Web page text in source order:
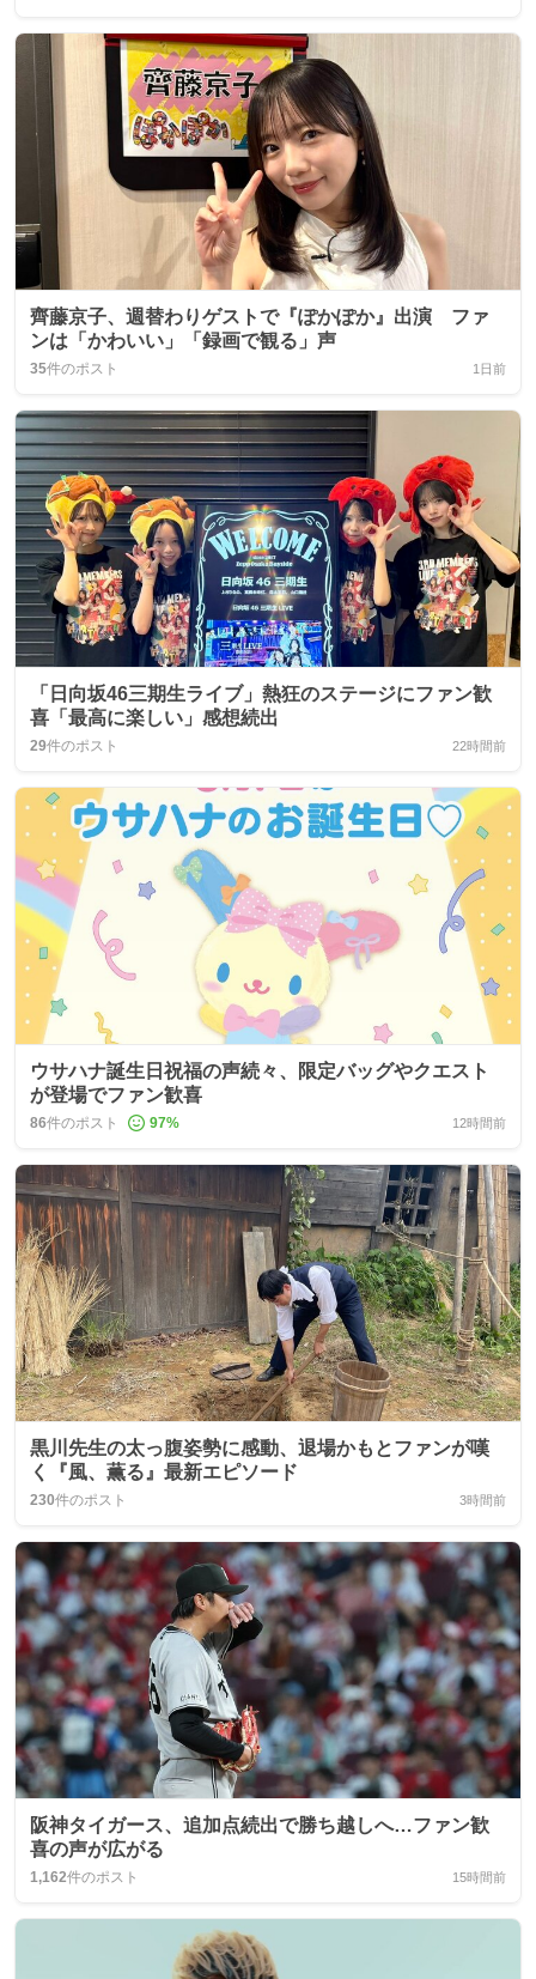
齊藤京子、週替わりゲストで『ぽかぽか』出演 ファ
ンは「かわいい」「録画で観る」声
35件のポスト 1日前
「日向坂46三期生ライブ」熱狂のステージにファン歓
喜「最高に楽しい」感想続出
29件のポスト 22時間前
ウサハナ誕生日祝福の声続々、限定バッグやクエスト
が登場でファン歓喜
86件のポスト 97% 12時間前
黒川先生の太っ腹姿勢に感動、退場かもとファンが嘆
く『風、薫る』最新エピソード
230件のポスト 3時間前
阪神タイガース、追加点続出で勝ち越しへ…ファン歓
喜の声が広がる
1,162件のポスト 15時間前